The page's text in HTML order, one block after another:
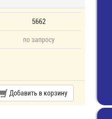
5662
по запросу
Добавить в корзину